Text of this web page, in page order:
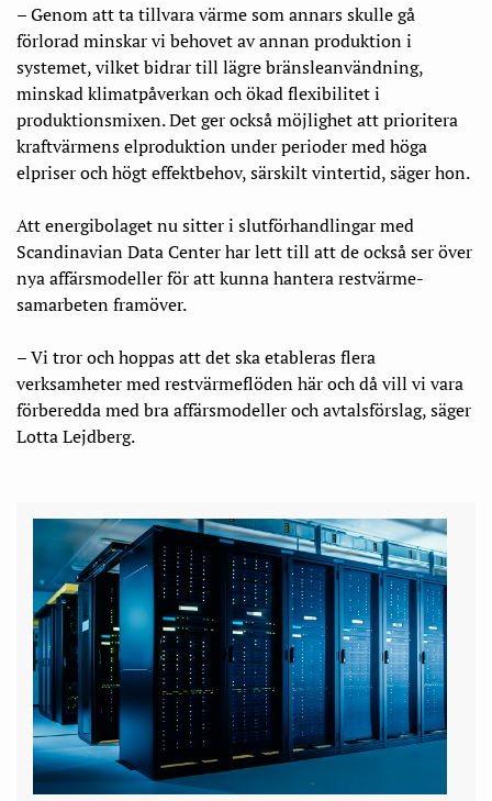
– Genom att ta tillvara värme som annars skulle gå
förlorad minskar vi behovet av annan produktion i
systemet, vilket bidrar till lägre bränsleanvändning,
minskad klimatpåverkan och ökad flexibilitet i
produktionsmixen. Det ger också möjlighet att prioritera
kraftvärmens elproduktion under perioder med höga
elpriser och högt effektbehov, särskilt vintertid, säger hon.
Att energibolaget nu sitter i slutförhandlingar med
Scandinavian Data Center har lett till att de också ser över
nya affärsmodeller för att kunna hantera rest­värme­
samarbeten framöver.
– Vi tror och hoppas att det ska etableras flera
verksamheter med restvärmeflöden här och då vill vi vara
förberedda med bra affärsmodeller och avtalsförslag, säger
Lotta Lejdberg.